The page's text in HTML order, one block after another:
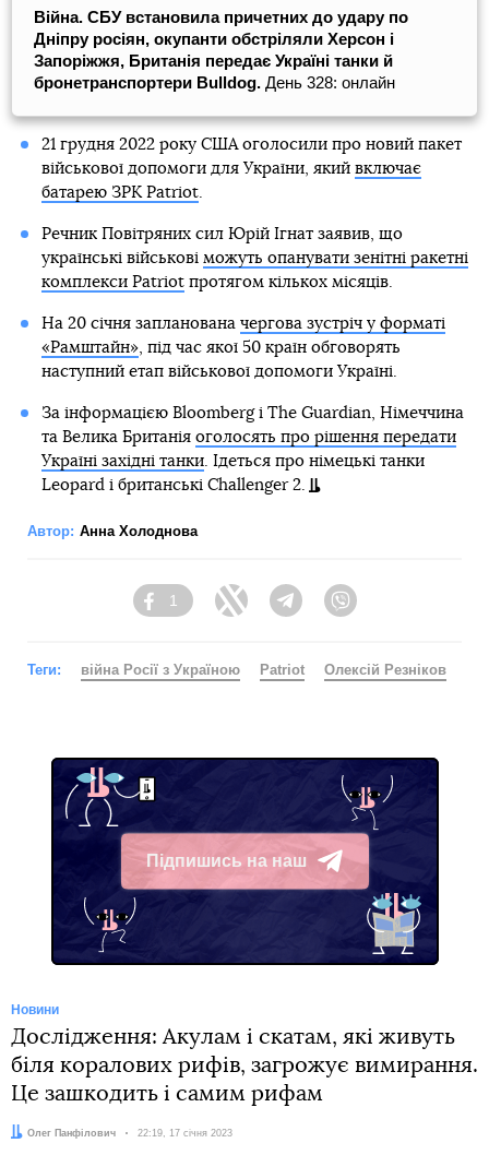
Війна. СБУ встановила причетних до удару по
Дніпру росіян, окупанти обстріляли Херсон і
Запоріжжя, Британія передає Україні танки й
бронетранспортери Bulldog. День 328: онлайн
21 грудня 2022 року США оголосили про новий пакет
військової допомоги для України, який включає
батарею ЗРК Patriot.
Речник Повітряних сил Юрій Ігнат заявив, що
українські військові можуть опанувати зенітні ракетні
комплекси Patriotпротягом кількох місяців.
На 20 січня запланована чергова зустріч у форматі
«Рамштайн», під час якої 50 країн обговорять
наступний етап військової допомоги Україні.
За інформацією Bloomberg і The Guardian, Німеччина
та Велика Британія оголосять про рішення передати
Україні західні танки. Ідеться про німецькі танки
Leopard і британські Challenger 2.
Автор: Анна Холоднова
Facebook
1
Twitter TelegramViber
Теги: війна Росії з Україною Patriot Олексій Резніков
Підпишись на наш
Telegram
Новини
Дослідження: Акулам і скатам, які живуть
біля коралових рифів, загрожує вимирання.
Це зашкодить і самим рифам
Автор:
Олег Панфілович Дата:
22:19, 17 січня 2023